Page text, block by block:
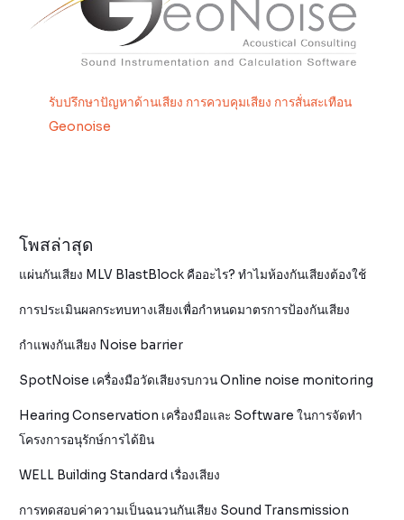
รับปรึกษาปัญหาด้านเสียง การควบคุมเสียง การสั่นสะเทือน
Geonoise
โพสล่าสุด
แผ่นกันเสียง MLV BlastBlock คืออะไร? ทำไมห้องกันเสียงต้องใช้
การประเมินผลกระทบทางเสียงเพื่อกำหนดมาตรการป้องกันเสียง
กำแพงกันเสียง Noise barrier
SpotNoise เครื่องมือวัดเสียงรบกวน Online noise monitoring
Hearing Conservation เครื่องมือและ Software ในการจัดทำ
โครงการอนุรักษ์การได้ยิน
WELL Building Standard เรื่องเสียง
การทดสอบค่าความเป็นฉนวนกันเสียง Sound Transmission